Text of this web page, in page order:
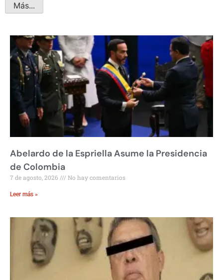
Más...
Abelardo de la Espriella Asume la Presidencia
de Colombia
7 de agosto, 2026 No hay comentarios
Leer más »